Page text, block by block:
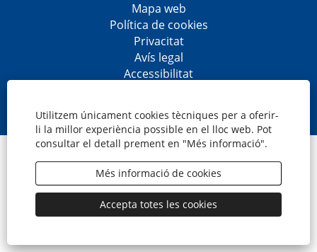
Utilitzem únicament cookies tècniques per a oferir-
li la millor experiència possible en el lloc web. Pot
consultar el detall prement en "Més informació".
Més informació de cookies
Accepta totes les cookies
Mapa web
Política de cookies
Privacitat
Avís legal
Accessibilitat
o
b
r
e
n
u
n
a
p
t
o
b
r
e
n
u
n
a
p
t
o
b
r
e
n
u
n
a
p
t
o
b
r
e
n
u
n
a
p
t
© CaixaBank, S.A.